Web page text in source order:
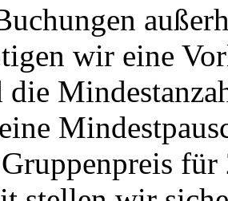
wir eine